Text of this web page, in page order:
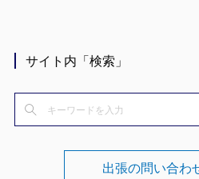
サイト内「検索」
出張の問い合わ